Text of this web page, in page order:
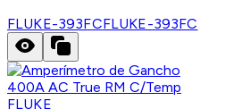
FLUKE-393FCFLUKE-393FC
FLUKE